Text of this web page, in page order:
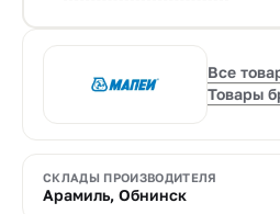
Все
Товары
СКЛАДЫ ПРОИЗВОДИТЕЛЯ
Арамиль, Обнинск